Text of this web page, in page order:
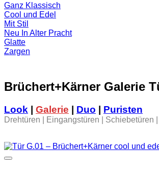
Ganz Klassisch
Cool und Edel
Mit Stil
Neu In Alter Pracht
Glatte
Zargen
Brüchert+Kärner Galerie
Look | Galerie | Duo | Puristen
Drehtüren | Eingangstüren | Schiebetüren